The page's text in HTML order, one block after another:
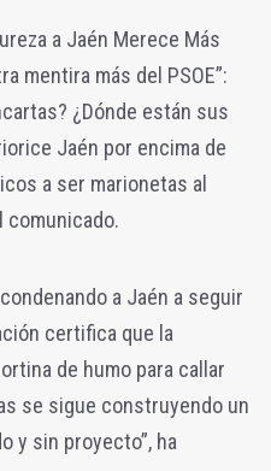
a Jaén Merece Más
mentira más del PSOE”:
¿Dónde están sus
Jaén por encima de
a ser marionetas al
comunicado.
a Jaén a seguir
certifica que la
de humo para callar
se sigue construyendo un
y sin proyecto”, ha